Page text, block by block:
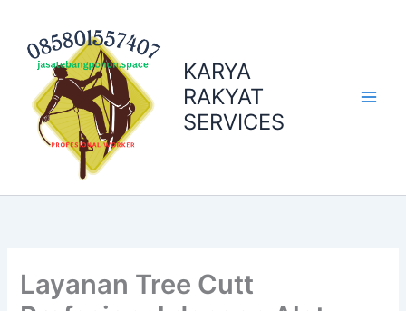
content
KARYA
RAKYAT
SERVICES
Layanan Tree Cutt